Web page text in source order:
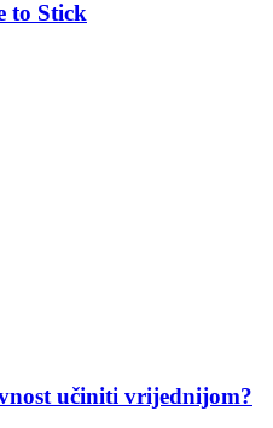
to Stick
učiniti vrijednijom?